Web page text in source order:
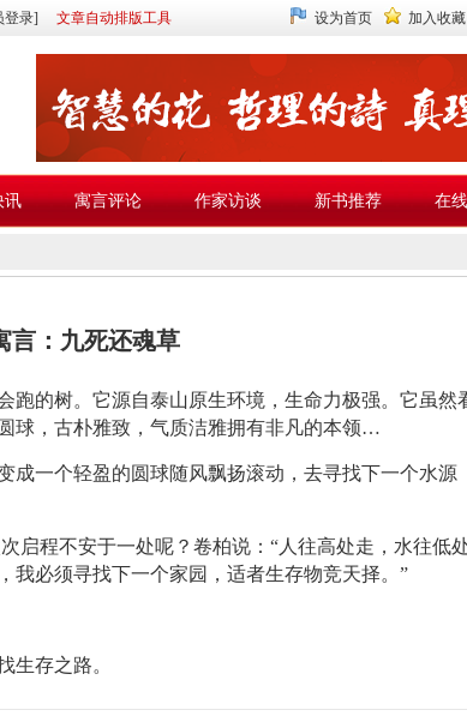
登录] 文章自动排版工具 设为首页 加入收藏
讯 寓言评论 作家访谈 新书推荐 在
言：九死还魂草
跑的树。它源自泰山原生环境，生命力极强。它虽然
球，古朴雅致，气质洁雅拥有非凡的本领…
成一个轻盈的圆球随风飘扬滚动，去寻找下一个水源
启程不安于一处呢？卷柏说：“人往高处走，水往低
我必须寻找下一个家园，适者生存物竞天择。”
生存之路。